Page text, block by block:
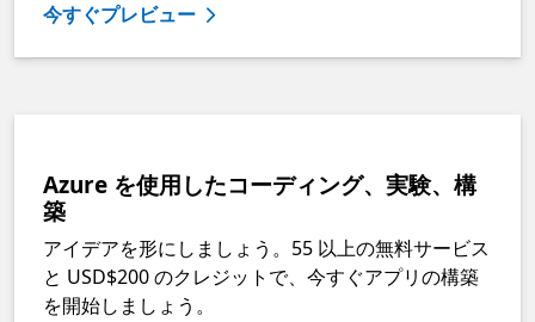
今すぐプレビュー
Azure を使用したコーディング、実験、構
築
アイデアを形にしましょう。55 以上の無料サービス
と USD$200 のクレジットで、今すぐアプリの構築
を開始しましょう。